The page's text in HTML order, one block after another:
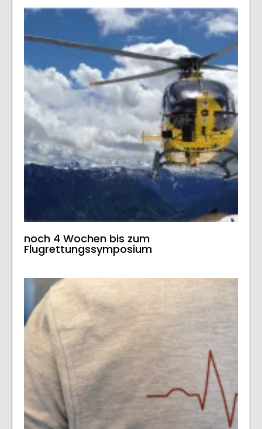
noch 4 Wochen bis zum
Flugrettungssymposium